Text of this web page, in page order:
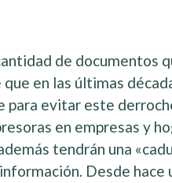
de documentos
en las últimas
evitar este
en empresas y
tendrán una
Desde